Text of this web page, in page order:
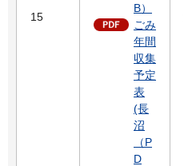
15
B）
ごみ
年間
収集
予定
表
(長
沼
（P
D